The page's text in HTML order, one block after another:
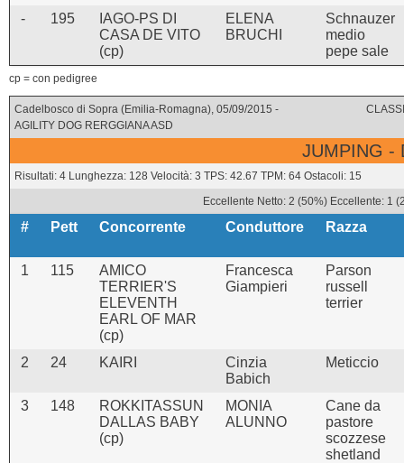
- 195
IAGO-PS DI
CASA DE VITO
(cp)
ELENA
BRUCHI
Schnauzer
medio
pepe sale
cp = con pedigree
Cadelbosco di Sopra (Emilia-Romagna), 05/09/2015 -
AGILITY DOG RERGGIANA ASD
JUMPING -
Risultati: 4 Lunghezza: 128 Velocità: 3 TPS: 42.67 TPM: 64 Ostacoli: 15
Eccellente Netto: 2 (50%) Eccellente: 1
# Pett Concorrente Conduttore Razza
1 115
AMICO
TERRIER'S
ELEVENTH
EARL OF MAR
(cp)
Francesca
Giampieri
Parson
russell
terrier
2 24 KAIRI
Cinzia
Babich
Meticcio
3 148
ROKKITASSUN
DALLAS BABY
(cp)
MONIA
ALUNNO
Cane da
pastore
scozzese
shetland